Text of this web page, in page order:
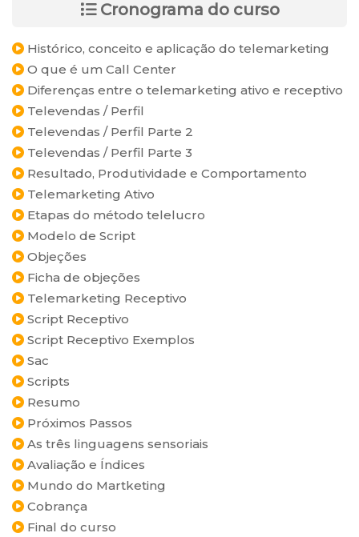
Cronograma do curso
Histórico, conceito e aplicação do telemarketing
O que é um Call Center
Diferenças entre o telemarketing ativo e receptivo
Televendas / Perfil
Televendas / Perfil Parte 2
Televendas / Perfil Parte 3
Resultado, Produtividade e Comportamento
Telemarketing Ativo
Etapas do método telelucro
Modelo de Script
Objeções
Ficha de objeções
Telemarketing Receptivo
Script Receptivo
Script Receptivo Exemplos
Sac
Scripts
Resumo
Próximos Passos
As três linguagens sensoriais
Avaliação e Índices
Mundo do Martketing
Cobrança
Final do curso